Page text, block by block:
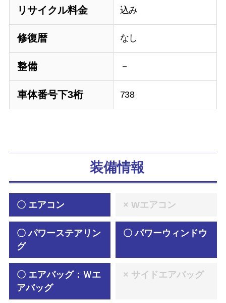
リサイクル料金 込み
修復暦 なし
整備 －
車体番号下3桁 738
装備情報
〇 エアコン × Wエアコン
〇 パワーステアリン
グ
〇 パワーウィンドウ
〇 エアバッグ：Ｗエ
アバッグ
× サイドエアバッグ